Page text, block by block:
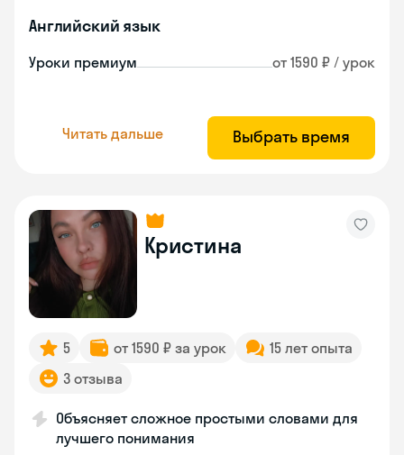
Английский язык
Уроки премиум от 1590 ₽ / урок
Читать дальше Выбрать время
Кристина
5 от 1590 ₽ за урок
15 лет опыта
3 отзыва
Объясняет сложное простыми словами для
лучшего понимания